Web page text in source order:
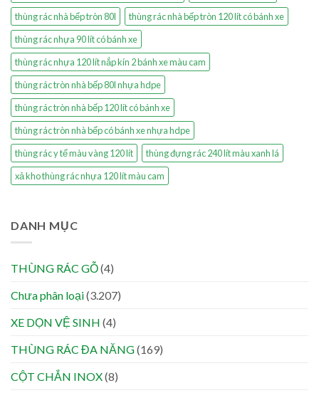
thùng rác nhà bếp tròn 80l
thùng rác nhà bếp tròn 120 lít có bánh xe
thùng rác nhựa 90 lít có bánh xe
thùng rác nhựa 120 lít nắp kín 2 bánh xe màu cam
thùng rác tròn nhà bếp 80l nhựa hdpe
thùng rác tròn nhà bếp 120 lít có bánh xe
thùng rác tròn nhà bếp có bánh xe nhựa hdpe
thùng rác y tế màu vàng 120 lít
thùng đựng rác 240 lít màu xanh lá
xả kho thùng rác nhựa 120 lít màu cam
DANH MỤC
THÙNG RÁC GỖ(4)
Chưa phân loại(3.207)
XE DỌN VỆ SINH (4)
THÙNG RÁC ĐA NĂNG(169)
CỘT CHẮN INOX(8)